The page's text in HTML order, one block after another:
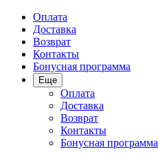
Оплата
Доставка
Возврат
Контакты
Бонусная программа
Еще
Оплата
Доставка
Возврат
Контакты
Бонусная программа